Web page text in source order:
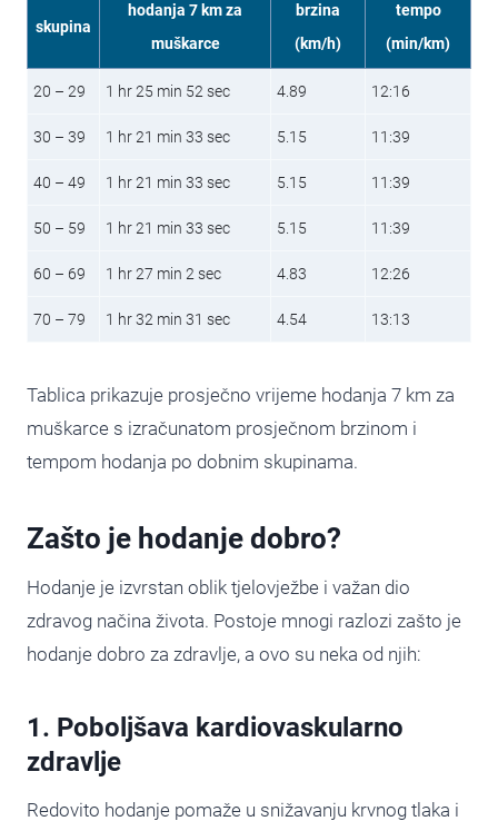
skupina
hodanja 7 km za
muškarce
brzina
(km/h)
tempo
(min/km)
20 – 29 1 hr 25 min 52 sec 4.89 12:16
30 – 39 1 hr 21 min 33 sec 5.15 11:39
40 – 49 1 hr 21 min 33 sec 5.15 11:39
50 – 59 1 hr 21 min 33 sec 5.15 11:39
60 – 69 1 hr 27 min 2 sec 4.83 12:26
70 – 79 1 hr 32 min 31 sec 4.54 13:13
Tablica prikazuje prosječno vrijeme hodanja 7 km za
muškarce s izračunatom prosječnom brzinom i
tempom hodanja po dobnim skupinama.
Zašto je hodanje dobro?
Hodanje je izvrstan oblik tjelovježbe i važan dio
zdravog načina života. Postoje mnogi razlozi zašto je
hodanje dobro za zdravlje, a ovo su neka od njih:
1. Poboljšava kardiovaskularno
zdravlje
Redovito hodanje pomaže u snižavanju krvnog tlaka i